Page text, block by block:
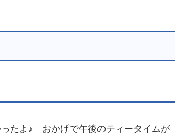
ったよ♪ おかげで午後のティータイムが